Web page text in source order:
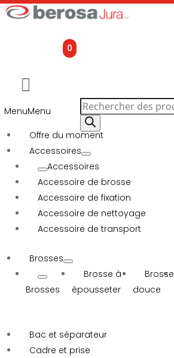
0
MenuMenu
Offre du moment
Accessoires
Accessoires
Accessoire de brosse
Accessoire de fixation
Accessoire de nettoyage
Accessoire de transport
Brosses
Brosses
Brosse à
épousseter
Brosse
douce
Bac et séparateur
Cadre et prise
Recherche
de
produits